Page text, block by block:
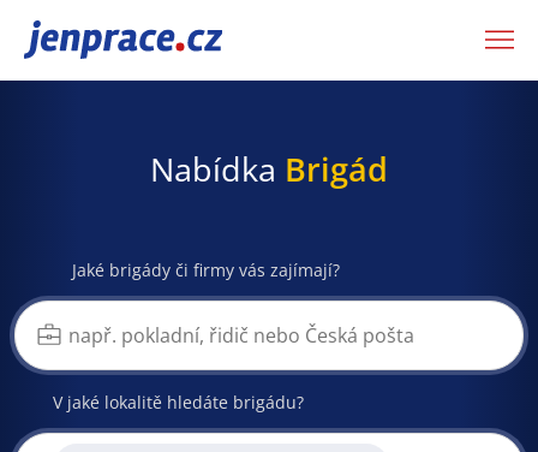
JenPráce.cz
Nabídka Brigád
Jaké brigády či firmy vás zajímají?
V jaké lokalitě hledáte brigádu?